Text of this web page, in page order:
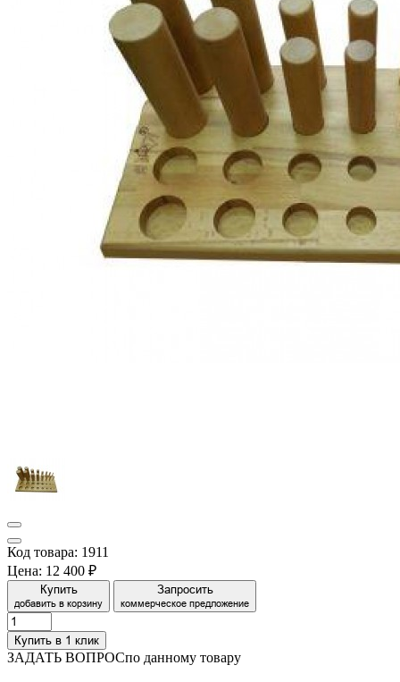
Код товара: 1911
Цена: 12 400 ₽
Купить
добавить в корзину
Запросить
коммерческое предложение
Купить в 1 клик
ЗАДАТЬ ВОПРОСпо данному товару